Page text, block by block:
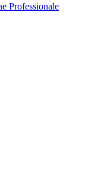
Professionale